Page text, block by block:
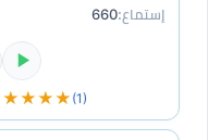
إستماع:660
(1)